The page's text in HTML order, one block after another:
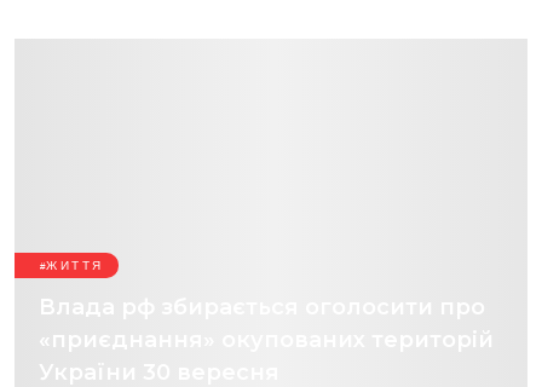
ЖИТТЯ
Влада рф збирається оголосити про
«приєднання» окупованих територій
України 30 вересня